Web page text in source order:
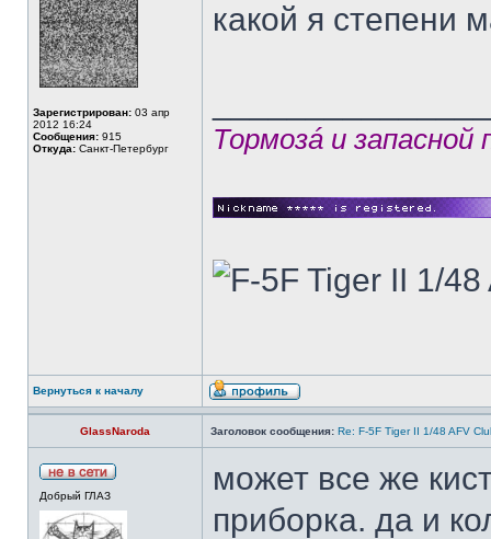
Зарегистрирован: 03 апр
2012 16:24
Сообщения: 915
Откуда: Санкт-Петербург
какой я степени
Тормозá и
Вернуться к началу
GlassNaroda Заголовок сообщения: Re: F-5F Tiger II 1/48 AFV
Добрый ГЛАЗ
может все же
приборка. да и